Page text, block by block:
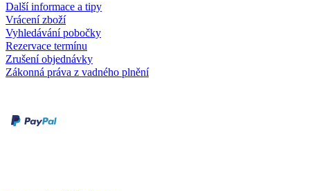
Další informace a tipy
Vrácení zboží
Vyhledávání pobočky
Rezervace termínu
Zrušení objednávky
Zákonná práva z vadného plnění